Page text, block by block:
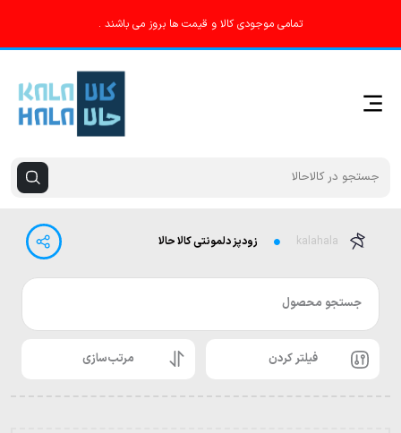
تمامی موجودی کالا و قیمت ها بروز می باشند .
kalahala زودپز دلمونتی کالا حالا
جستجو محصول
فیلتر کردن مرتب‌سازی